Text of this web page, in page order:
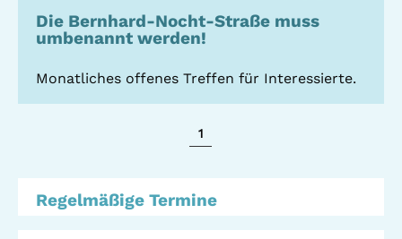
Beratung +
Offene Sozial- und
Gefährliche Orte
Die Bernhard-Nocht-Straße muss
umbenannt werden!
Monatliches offenes Treffen für Interessierte.
1
Regelmäßige Termine